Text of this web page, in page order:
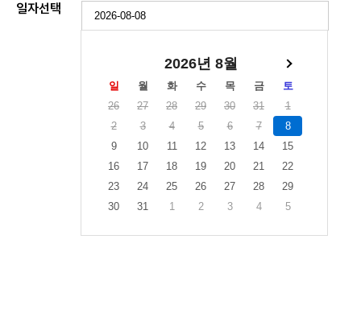
일자선택
2026년 8월
일 월 화 수 목 금
토
26
27 28 29 30 31
1
2
3 4 5 6 7
8
9
10 11 12 13 14
15
16
17 18 19 20 21
22
23
24 25 26 27 28
29
30
31 1 2 3 4 5